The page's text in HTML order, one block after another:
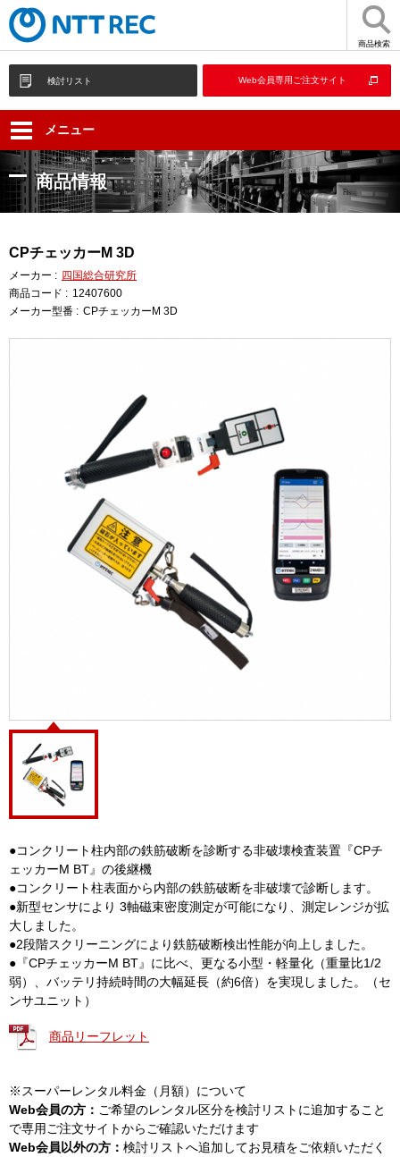
商品検索
検討リスト Web会員専用ご注文サイト
メニュー
商品情報
CPチェッカーM 3D
メーカー : 四国総合研究所
商品コード : 12407600
メーカー型番 : CPチェッカーM 3D
●コンクリート柱内部の鉄筋破断を診断する非破壊検査装置『CPチ
ェッカーM BT』の後継機
●コンクリート柱表面から内部の鉄筋破断を非破壊で診断します。
●新型センサにより 3軸磁束密度測定が可能になり、測定レンジが拡
大しました。
●2段階スクリーニングにより鉄筋破断検出性能が向上しました。
●『CPチェッカーM BT』に比べ、更なる小型・軽量化（重量比1/2
弱）、バッテリ持続時間の大幅延長（約6倍）を実現しました。（セ
ンサユニット）
商品リーフレット
※スーパーレンタル料金（月額）について
Web会員の方： ご希望のレンタル区分を検討リストに追加すること
で専用ご注文サイトからご確認いただけます
Web会員以外の方： 検討リストへ追加してお見積をご依頼いただく